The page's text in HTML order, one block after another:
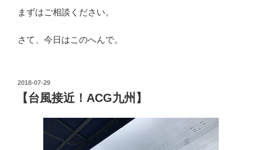
まずはご相談ください。
さて、今日はこのへんで。
投
稿
日:
2018-07-29
【台風接近！ACG九州】